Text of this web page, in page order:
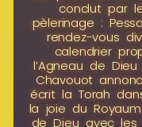
conclut par
pèlerinage :
rendez-vous
calendrier
l’Agneau de
Chavouot
écrit la Torah
la joie du
de Dieu avec les